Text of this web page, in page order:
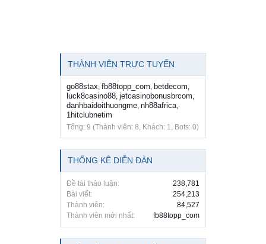
THÀNH VIÊN TRỰC TUYẾN
go88stax, fb88topp_com, betdecom,
luck8casino88, jetcasinobonusbrcom,
danhbaidoithuongme, nh88africa,
1hitclubnetim
Tổng: 9 (Thành viên: 8, Khách: 1, Bots: 0)
THỐNG KÊ DIỄN ĐÀN
Đề tài thảo luận:
238,781
Bài viết:
254,213
Thành viên:
84,527
Thành viên mới nhất:
fb88topp_com